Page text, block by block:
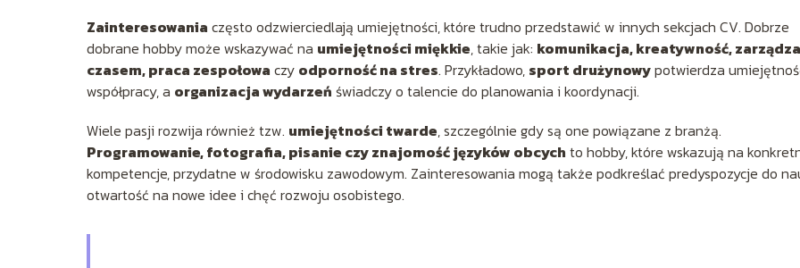
Zainteresowania często odzwierciedlają umiejętności, które trudno przedstawić w innych sekcjach CV. Dobrze
dobrane hobby może wskazywać na umiejętności miękkie, takie jak: komunikacja, kreatywność,
czasem, praca zespołowa czy odporność na stres. Przykładowo, sport drużynowypotwierdza
współpracy, a organizacja wydarzeń świadczy o talencie do planowania i koordynacji.
Wiele pasji rozwija również tzw. umiejętności twarde, szczególnie gdy są one powiązane z branżą.
Programowanie, fotografia, pisanie czy znajomość języków obcych to hobby, które wskazują na
kompetencje, przydatne w środowisku zawodowym. Zainteresowania mogą także podkreślać predyspozycje do
otwartość na nowe idee i chęć rozwoju osobistego.